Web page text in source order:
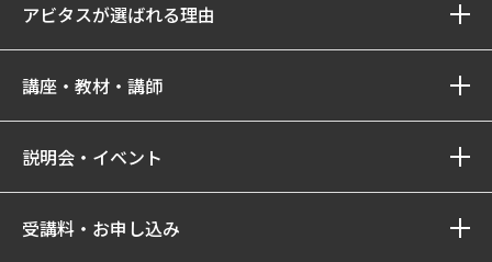
アビタスが選ばれる理由
講座・教材・講師
説明会・イベント
受講料・お申し込み